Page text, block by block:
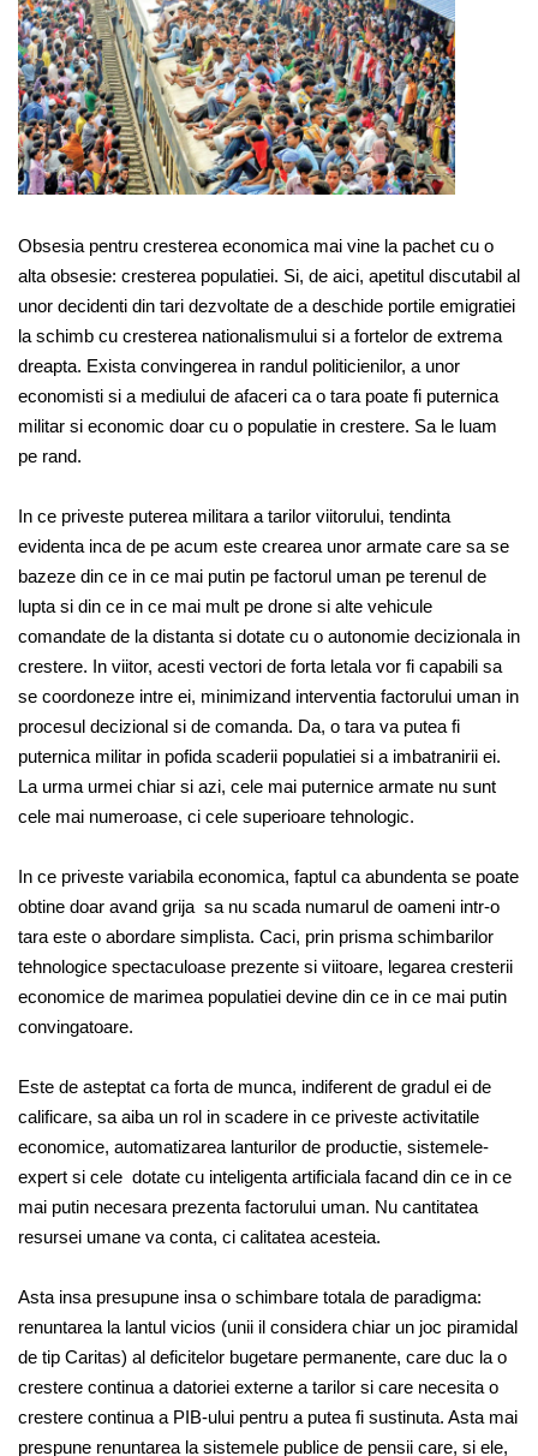
Obsesia pentru cresterea economica mai vine la pachet cu o
alta obsesie: cresterea populatiei. Si, de aici, apetitul discutabil al
unor decidenti din tari dezvoltate de a deschide portile emigratiei
la schimb cu cresterea nationalismului si a fortelor de extrema
dreapta. Exista convingerea in randul politicienilor, a unor
economisti si a mediului de afaceri ca o tara poate fi puternica
militar si economic doar cu o populatie in crestere. Sa le luam
pe rand.
In ce priveste puterea militara a tarilor viitorului, tendinta
evidenta inca de pe acum este crearea unor armate care sa se
bazeze din ce in ce mai putin pe factorul uman pe terenul de
lupta si din ce in ce mai mult pe drone si alte vehicule
comandate de la distanta si dotate cu o autonomie decizionala in
crestere. In viitor, acesti vectori de forta letala vor fi capabili sa
se coordoneze intre ei, minimizand interventia factorului uman in
procesul decizional si de comanda. Da, o tara va putea fi
puternica militar in pofida scaderii populatiei si a imbatranirii ei.
La urma urmei chiar si azi, cele mai puternice armate nu sunt
cele mai numeroase, ci cele superioare tehnologic.
In ce priveste variabila economica, faptul ca abundenta se poate
obtine doar avand grija sa nu scada numarul de oameni intr-o
tara este o abordare simplista. Caci, prin prisma schimbarilor
tehnologice spectaculoase prezente si viitoare, legarea cresterii
economice de marimea populatiei devine din ce in ce mai putin
convingatoare.
Este de asteptat ca forta de munca, indiferent de gradul ei de
calificare, sa aiba un rol in scadere in ce priveste activitatile
economice, automatizarea lanturilor de productie, sistemele-
expert si cele dotate cu inteligenta artificiala facand din ce in ce
mai putin necesara prezenta factorului uman. Nu cantitatea
resursei umane va conta, ci calitatea acesteia.
Asta insa presupune insa o schimbare totala de paradigma:
renuntarea la lantul vicios (unii il considera chiar un joc piramidal
de tip Caritas) al deficitelor bugetare permanente, care duc la o
crestere continua a datoriei externe a tarilor si care necesita o
crestere continua a PIB-ului pentru a putea fi sustinuta. Asta mai
prespune renuntarea la sistemele publice de pensii care, si ele,